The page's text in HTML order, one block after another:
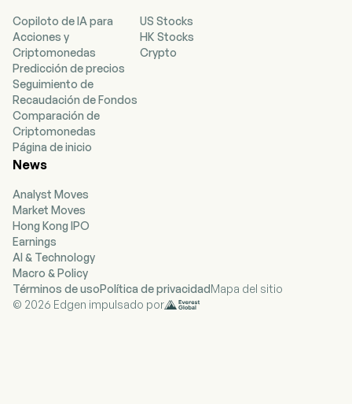
Copiloto de IA para
Acciones y
Criptomonedas
Predicción de precios
Seguimiento de
Recaudación de Fondos
Comparación de
Criptomonedas
Página de inicio
US Stocks
HK Stocks
Crypto
News
Analyst Moves
Market Moves
Hong Kong IPO
Earnings
AI & Technology
Macro & Policy
Términos de usoPolítica de privacidadMapa del sitio
© 2026 Edgen impulsado por